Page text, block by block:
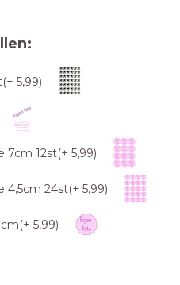
5,99)
12st(+ 5,99)
24st(+ 5,99)
5,99)